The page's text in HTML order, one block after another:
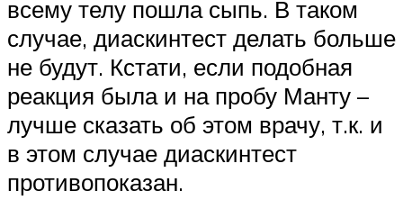
всему телу пошла сыпь. В таком
случае, диаскинтест делать больше
не будут. Кстати, если подобная
реакция была и на пробу Манту –
лучше сказать об этом врачу, т.к. и
в этом случае диаскинтест
противопоказан.